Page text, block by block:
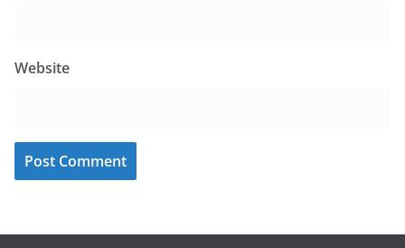
Website